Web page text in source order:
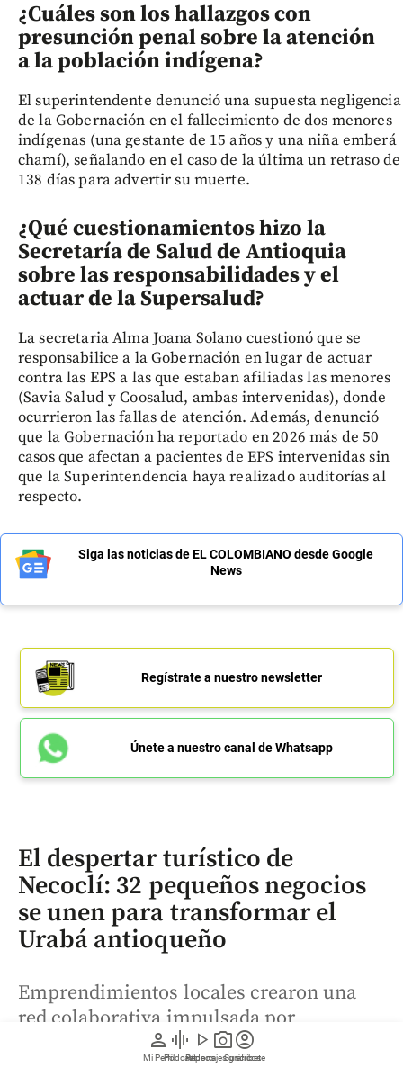
person
Mi Perfil
graphic_eq
Pódcast
play_arrow
Videos
photo_camera
Reportajes gráficos
account_circle
Suscríbete
¿Cuáles son los hallazgos con
presunción penal sobre la atención
a la población indígena?
El superintendente denunció una supuesta negligencia
de la Gobernación en el fallecimiento de dos menores
indígenas (una gestante de 15 años y una niña emberá
chamí), señalando en el caso de la última un retraso de
138 días para advertir su muerte.
¿Qué cuestionamientos hizo la
Secretaría de Salud de Antioquia
sobre las responsabilidades y el
actuar de la Supersalud?
La secretaria Alma Joana Solano cuestionó que se
responsabilice a la Gobernación en lugar de actuar
contra las EPS a las que estaban afiliadas las menores
(Savia Salud y Coosalud, ambas intervenidas), donde
ocurrieron las fallas de atención. Además, denunció
que la Gobernación ha reportado en 2026 más de 50
casos que afectan a pacientes de EPS intervenidas sin
que la Superintendencia haya realizado auditorías al
respecto.
Siga las noticias de EL COLOMBIANO desde Google
News
Regístrate a nuestro newsletter
Únete a nuestro canal de Whatsapp
El despertar turístico de
Necoclí: 32 pequeños negocios
se unen para transformar el
Urabá antioqueño
Emprendimientos locales crearon una
red colaborativa impulsada por
Work4Progress para fortalecer el turismo